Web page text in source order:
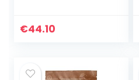
melkchocolade en
€44.10